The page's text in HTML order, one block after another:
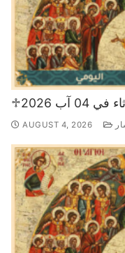
آب 2026
AUGUST 4, 2026